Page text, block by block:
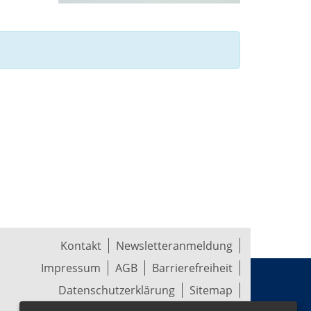
Kontakt
Newsletteranmeldung
Impressum
AGB
Barrierefreiheit
Datenschutzerklärung
Sitemap